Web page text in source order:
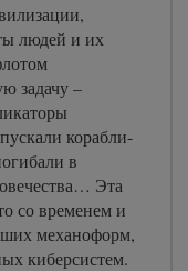
людей и их
задачу –
корабли-
в
Эта
со временем и
механоформ,
киберсистем.